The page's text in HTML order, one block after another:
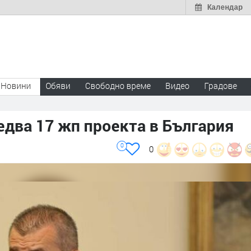
Календар
Новини Обяви Свободно време Видео Градове
17 жп проекта в България
0
0